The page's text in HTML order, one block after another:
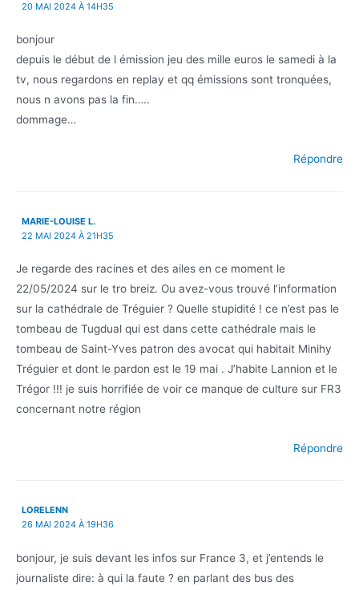
20 MAI 2024 À 14H35
bonjour
depuis le début de l émission jeu des mille euros le samedi à la
tv, nous regardons en replay et qq émissions sont tronquées,
nous n avons pas la fin…..
dommage…
Répondre
MARIE-LOUISE L.
22 MAI 2024 À 21H35
Je regarde des racines et des ailes en ce moment le
22/05/2024 sur le tro breiz. Ou avez-vous trouvé l’information
sur la cathédrale de Tréguier ? Quelle stupidité ! ce n’est pas le
tombeau de Tugdual qui est dans cette cathédrale mais le
tombeau de Saint-Yves patron des avocat qui habitait Minihy
Tréguier et dont le pardon est le 19 mai . J’habite Lannion et le
Trégor !!! je suis horrifiée de voir ce manque de culture sur FR3
concernant notre région
Répondre
LORELENN
26 MAI 2024 À 19H36
bonjour, je suis devant les infos sur France 3, et j’entends le
journaliste dire: à qui la faute ? en parlant des bus des